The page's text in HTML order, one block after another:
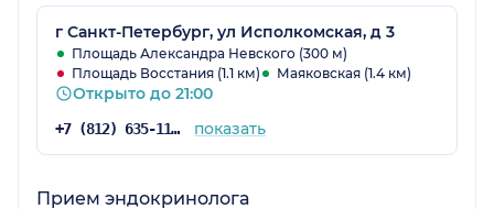
г Санкт-Петербург, ул Исполкомская, д 3
Площадь Александра Невского (300 м)
Площадь Восстания (1.1 км)
Маяковская (1.4 км)
Открыто до 21:00
+7 (812) 635-11-79 показать
Прием эндокринолога